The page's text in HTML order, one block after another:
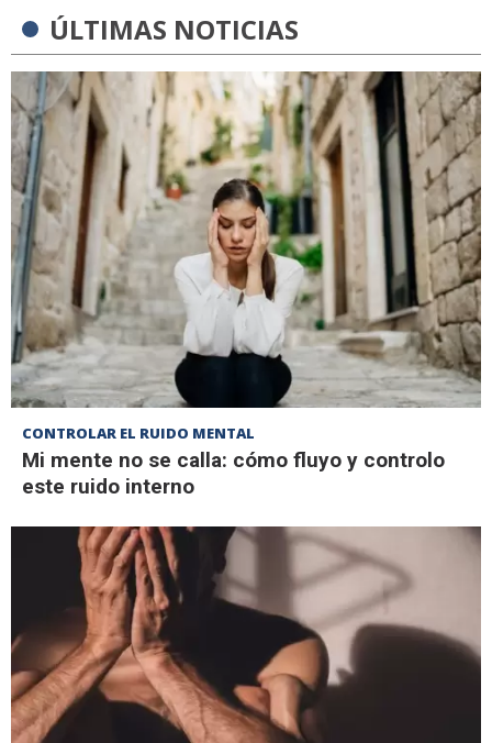
ÚLTIMAS NOTICIAS
CONTROLAR EL RUIDO MENTAL
Mi mente no se calla: cómo fluyo y controlo
este ruido interno